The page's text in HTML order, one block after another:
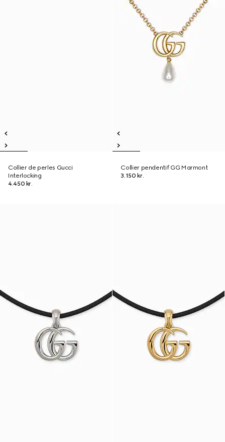
Collier de perles Gucci
Interlocking
4.450 kr.
Collier pendentif GG Marmont
3.150 kr.